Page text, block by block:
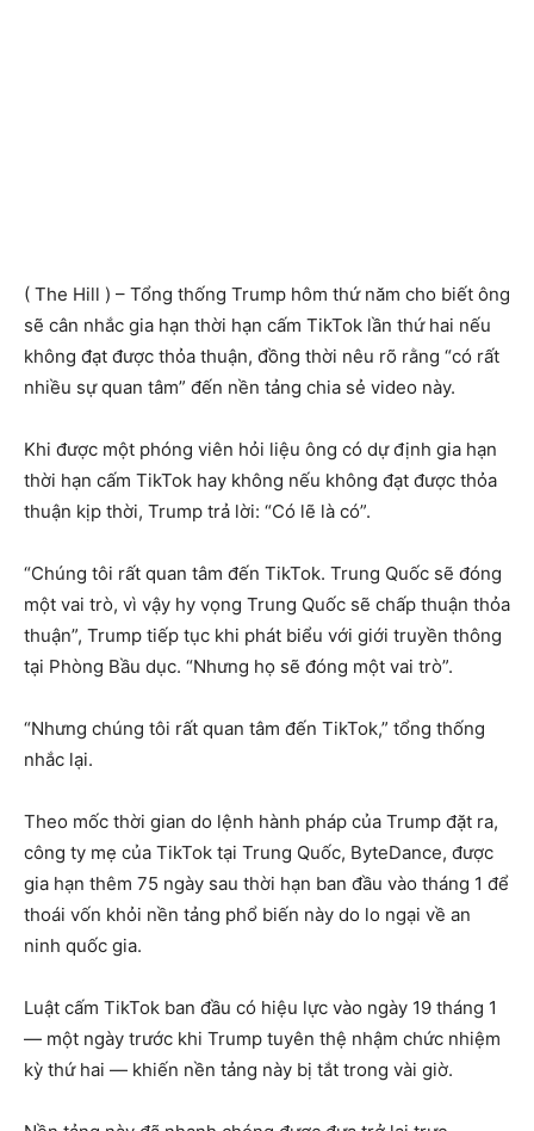
( The Hill ) – Tổng thống Trump hôm thứ năm cho biết ông
sẽ cân nhắc gia hạn thời hạn cấm TikTok lần thứ hai nếu
không đạt được thỏa thuận, đồng thời nêu rõ rằng “có rất
nhiều sự quan tâm” đến nền tảng chia sẻ video này.
Khi được một phóng viên hỏi liệu ông có dự định gia hạn
thời hạn cấm TikTok hay không nếu không đạt được thỏa
thuận kịp thời, Trump trả lời: “Có lẽ là có”.
“Chúng tôi rất quan tâm đến TikTok. Trung Quốc sẽ đóng
một vai trò, vì vậy hy vọng Trung Quốc sẽ chấp thuận thỏa
thuận”, Trump tiếp tục khi phát biểu với giới truyền thông
tại Phòng Bầu dục. “Nhưng họ sẽ đóng một vai trò”.
“Nhưng chúng tôi rất quan tâm đến TikTok,” tổng thống
nhắc lại.
Theo mốc thời gian do lệnh hành pháp của Trump đặt ra,
công ty mẹ của TikTok tại Trung Quốc, ByteDance, được
gia hạn thêm 75 ngày sau thời hạn ban đầu vào tháng 1 để
thoái vốn khỏi nền tảng phổ biến này do lo ngại về an
ninh quốc gia.
Luật cấm TikTok ban đầu có hiệu lực vào ngày 19 tháng 1
— một ngày trước khi Trump tuyên thệ nhậm chức nhiệm
kỳ thứ hai — khiến nền tảng này bị tắt trong vài giờ.